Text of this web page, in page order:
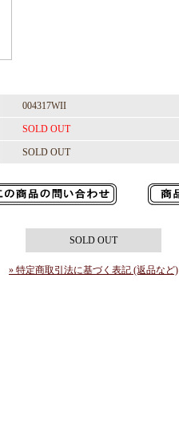
004317WII
SOLD OUT
SOLD OUT
SOLD OUT
» 特定商取引法に基づく表記 (返品など)